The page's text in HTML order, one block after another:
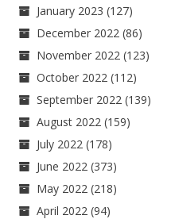
January 2023 (127)
December 2022 (86)
November 2022 (123)
October 2022 (112)
September 2022 (139)
August 2022 (159)
July 2022 (178)
June 2022 (373)
May 2022 (218)
April 2022 (94)